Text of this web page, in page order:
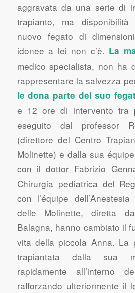
aggravata da una serie di
trapianto, ma
nuovo fegato di
idonee a lei non c’è. La
medico specialista, non ha
rappresentare la salvezza
le dona parte del suo
e 12 ore di intervento tra
eseguito dal professor
(direttore del Centro
Molinette) e dalla sua
con il dottor Fabrizio
Chirurgia pediatrica del
con l’équipe
delle Molinette, diretta
Balagna, hanno cambiato il
vita della piccola Anna. La
trapiantata dalla sua
rapidamente all’interno
rafforzando ulteriormente il